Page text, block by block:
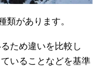
類があります。
ため違いを比較し
いることなどを基準